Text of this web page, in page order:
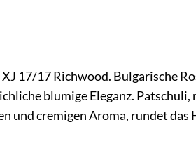
17/17 Richwood. Bulgarische
blumige Eleganz.
und cremigen Aroma, rundet